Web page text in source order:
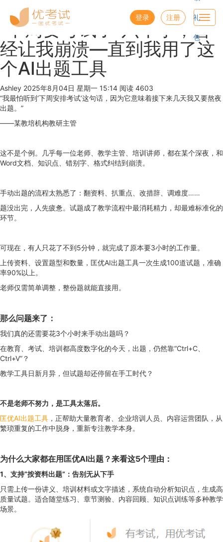
登录 注册 礼
包
“下周要考试了”六个字，曾
经让我崩溃—直到我用了这
个AI出题工具
Ashley 2025年8月04日 星期一 15:14 阅读 4603
“我最怕听到‘下周安排考试’这句话，因为它意味着接下来几天我又要熬夜
出题。”
——某教培机构教研主管
这不是个例。几乎每一位老师、教学主管、培训讲师，都在某个深夜，和
Word文档、知识点、错别字、格式纠结到崩溃。
手动出题的流程太熟悉了：翻资料、扒重点、改措辞、调难度……
题没出完，人先疲惫。试题成了教学流程中最消耗精力，却最难标准化的
环节。
可现在，有人只花了不到5分钟，就完成了原本要3小时的工作量。
上传资料、设置题型和数量，匡优AI出题工具一次生成100道试题，准确
率90%以上。
老师仅需简单调整，整份题就能直接用。
那么问题来了：
我们真的还需要花3个小时来手动出题吗？
在教育、考试、培训都高度数字化的今天，出题，仍然靠“Ctrl+C、
Ctrl+V”？
教学工具日新月异，但试题却还停留在手工时代？
不是老师不努力，是工具太落后。
匡优AI出题工具 ，正帮助大量教育者、企业培训人员、内容运营团队，从
繁琐重复的工作中脱身，重新专注教学本身。
为什么大家都在用匡优AI出题？来看这5个理由：
1、 支持“按资料出题”：告别无从下手
只需上传一份讲义、培训材料或文字描述，系统自动分析知识点，生成高
质量试题。适合随堂练习、章节测验、内容回顾、知识点训练等多种教学
场景。